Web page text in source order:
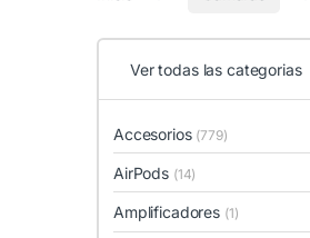
Ver todas las categorias
Accesorios (779)
AirPods (14)
Amplificadores (1)